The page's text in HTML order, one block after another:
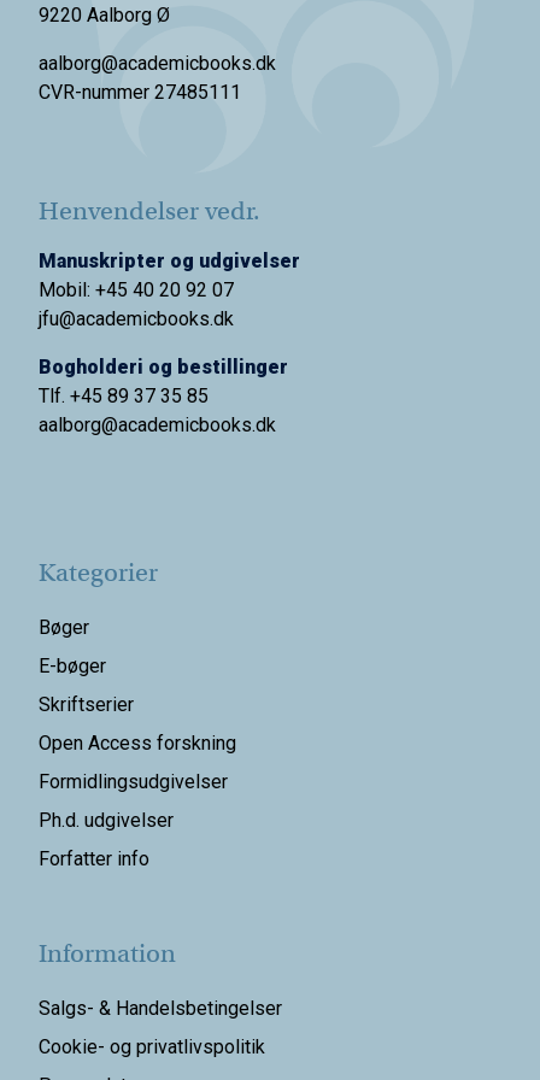
9220 Aalborg Ø
aalborg@academicbooks.dk
CVR-nummer 27485111
Henvendelser vedr.
Manuskripter og udgivelser
Mobil: +45 40 20 92 07
jfu@academicbooks.dk
Bogholderi og bestillinger
Tlf. +45 89 37 35 85
aalborg@academicbooks.dk
Kategorier
Bøger
E-bøger
Skriftserier
Open Access forskning
Formidlingsudgivelser
Ph.d. udgivelser
Forfatter info
Information
Salgs- & Handelsbetingelser
Cookie- og privatlivspolitik